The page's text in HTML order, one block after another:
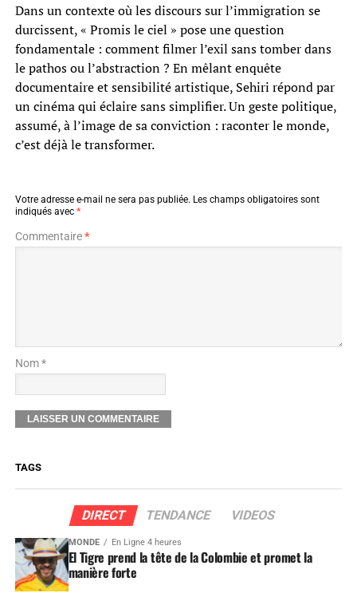
Dans un contexte où les discours sur l’immigration se
durcissent, « Promis le ciel » pose une question
fondamentale : comment filmer l’exil sans tomber dans
le pathos ou l’abstraction ? En mêlant enquête
documentaire et sensibilité artistique, Sehiri répond par
un cinéma qui éclaire sans simplifier. Un geste politique,
assumé, à l’image de sa conviction : raconter le monde,
c’est déjà le transformer.
Votre adresse e-mail ne sera pas publiée. Les champs obligatoires sont
indiqués avec *
Commentaire*
Nom *
TAGS
DIRECT TENDANCE VIDEOS
MONDE En Ligne 4 heures
El Tigre prend la tête de la Colombie et promet la
manière forte